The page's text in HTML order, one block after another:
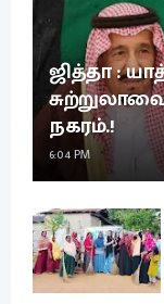
ஜித்தா :
நகரம்.!
6:04 PM